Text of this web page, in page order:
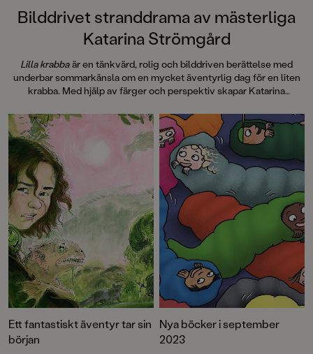
Bilddrivet stranddrama av mästerliga
Katarina Strömgård
Lilla krabbaär en tänkvärd, rolig och bilddriven berättelse med
underbar sommarkänsla om en mycket äventyrlig dag för en liten
krabba. Med hjälp av färger och perspektiv skapar Katarina
sommar.
Ett fantastiskt äventyr tar sin
början
Nya böcker i september
2023